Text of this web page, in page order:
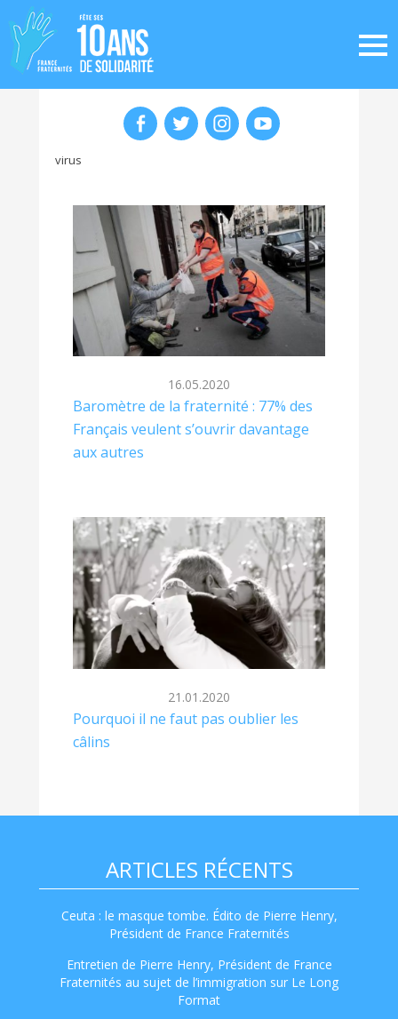
virus
16.05.2020
Baromètre de la fraternité : 77% des
Français veulent s’ouvrir davantage
aux autres
21.01.2020
Pourquoi il ne faut pas oublier les
câlins
ARTICLES RÉCENTS
Ceuta : le masque tombe. Édito de Pierre Henry,
Président de France Fraternités
Entretien de Pierre Henry, Président de France
Fraternités au sujet de l’immigration sur Le Long
Format